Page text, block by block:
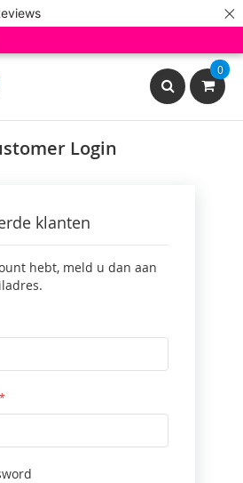
×
0
Search
Login
klanten
hebt, meld u dan aan